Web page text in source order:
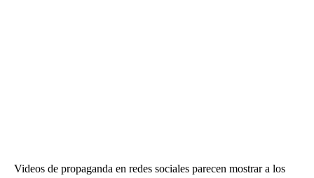
Videos de propaganda en redes sociales parecen mostrar a los